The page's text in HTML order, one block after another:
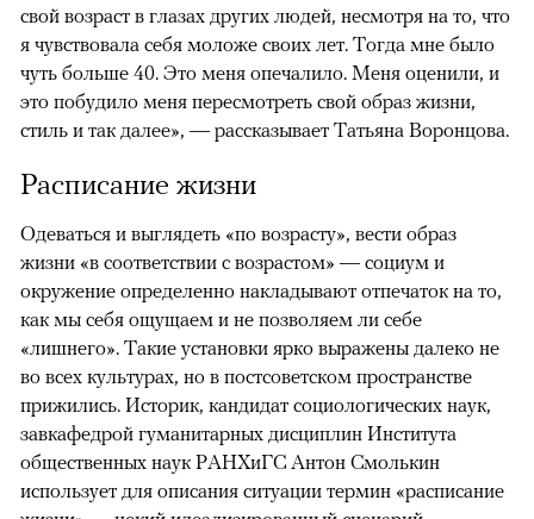
свой возраст в глазах других людей, несмотря на то, что
я чувствовала себя моложе своих лет. Тогда мне было
чуть больше 40. Это меня опечалило. Меня оценили, и
это побудило меня пересмотреть свой образ жизни,
стиль и так далее», — рассказывает Татьяна Воронцова.
Расписание жизни
Одеваться и выглядеть «по возрасту», вести образ
жизни «в соответствии с возрастом» — социум и
окружение определенно накладывают отпечаток на то,
как мы себя ощущаем и не позволяем ли себе
«лишнего». Такие установки ярко выражены далеко не
во всех культурах, но в постсоветском пространстве
прижились. Историк, кандидат социологических наук,
завкафедрой гуманитарных дисциплин Института
общественных наук РАНХиГС Антон Смолькин
использует для описания ситуации термин «расписание